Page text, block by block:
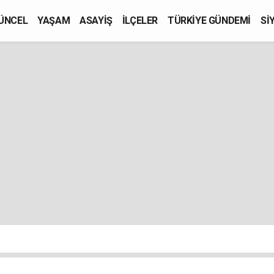
YAŞAM ASAYİŞ İLÇELER TÜRKİYE GÜNDEMİ